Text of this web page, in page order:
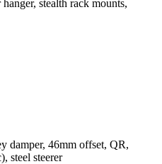
stealth rack mounts,
damper, 46mm offset, QR,
steel steerer